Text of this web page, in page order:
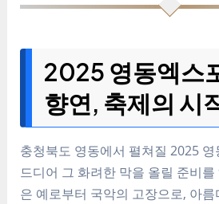
2025 영동엑스
향연, 축제의 시
충청북도 영동에서 펼쳐질 2025
드디어 그 화려한 막을 올릴 준비
은 예로부터 국악의 고장으로, 아